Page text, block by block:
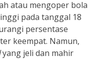
atau mengoper bola
pada tanggal 18
persentase
keempat. Namun,
yang jeli dan mahir